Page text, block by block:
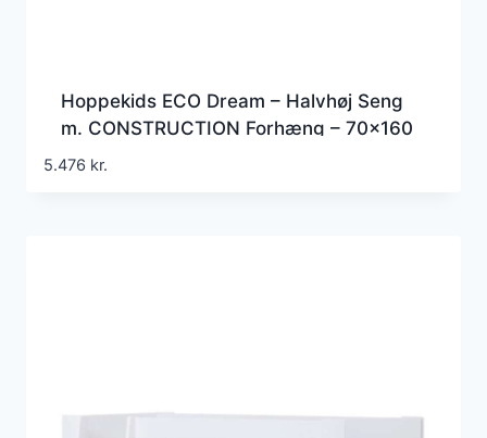
Hoppekids ECO Dream – Halvhøj Seng
m. CONSTRUCTION Forhæng – 70×160
cm. – Ikke Delbar
5.476 kr.